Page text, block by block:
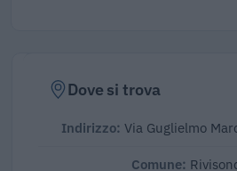
Dove si trova
Indirizzo: Via Guglielmo
Comune: